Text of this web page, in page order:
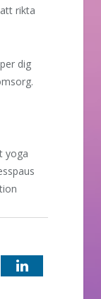
rikta
dig
yoga
LinkedIn